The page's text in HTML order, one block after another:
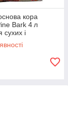
кора
Bark 4 л
сухих і